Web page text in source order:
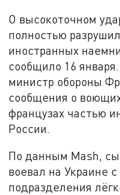
О высокоточном
полностью
иностранных
сообщило 16
министр обороны
сообщения о
французах частью
России.
По данным Mash,
воевал на Украине
подразделения